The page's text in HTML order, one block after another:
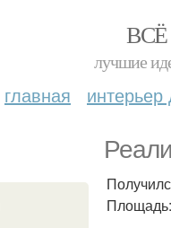
лучшие
главная